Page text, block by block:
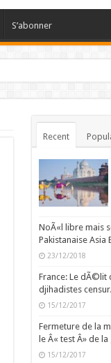
S’abonner
Recent
NoÃ«l libre mais
Pakistanaise Asia
23/12/2018
France: Le dÃ©lit
djihadistes
15/12/2017
Fermeture de la
le Â« test Â» de
15/12/2017